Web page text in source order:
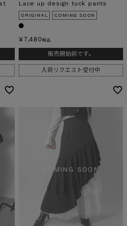
Lace up design tuck pants
ORIGINAL COMING SOON
¥ 7,480 税込
販売開始前です。
入荷リクエスト受付中